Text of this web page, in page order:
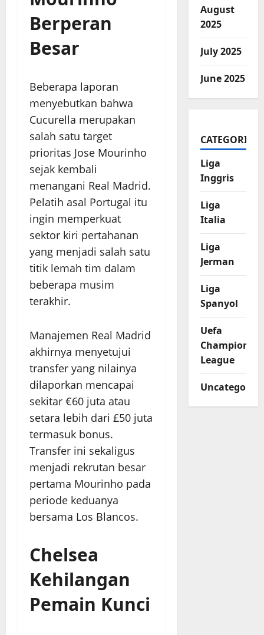
Berperan
Besar
Beberapa laporan
menyebutkan bahwa
Cucurella merupakan
salah satu target
prioritas Jose Mourinho
sejak kembali
menangani Real Madrid.
Pelatih asal Portugal itu
ingin memperkuat
sektor kiri pertahanan
yang menjadi salah satu
titik lemah tim dalam
beberapa musim
terakhir.
Manajemen Real Madrid
akhirnya menyetujui
transfer yang nilainya
dilaporkan mencapai
sekitar €60 juta atau
setara lebih dari £50 juta
termasuk bonus.
Transfer ini sekaligus
menjadi rekrutan besar
pertama Mourinho pada
periode keduanya
bersama Los Blancos.
Chelsea
Kehilangan
Pemain Kunci
August
2025
July 2025
June 2025
CATEGORIES
Liga
Inggris
Liga
Italia
Liga
Jerman
Liga
Spanyol
Uefa
Champions
League